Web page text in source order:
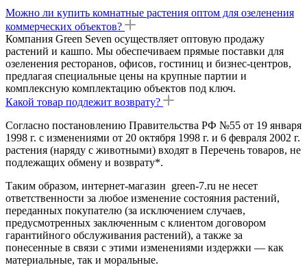
Можно ли купить комнатные растения оптом для озеленения
коммерческих объектов?
Компания Green Seven осуществляет оптовую продажу
растений и кашпо. Мы обеспечиваем прямые поставки для
озеленения ресторанов, офисов, гостиниц и бизнес-центров,
предлагая специальные цены на крупные партии и
комплексную комплектацию объектов под ключ.
Какой товар подлежит возврату?
Согласно постановлению Правительства РФ №55 от 19 января
1998 г. с изменениями от 20 октября 1998 г. и 6 февраля 2002 г.
растения (наряду с животными) входят в Перечень товаров, не
подлежащих обмену и возврату*.
Таким образом, интернет-магазин green-7.ru не несет
ответственности за любое изменение состояния растений,
переданных покупателю (за исключением случаев,
предусмотренных заключенным с клиентом договором
гарантийного обслуживания растений), а также за
понесенные в связи с этими изменениями издержки — как
материальные, так и моральные.